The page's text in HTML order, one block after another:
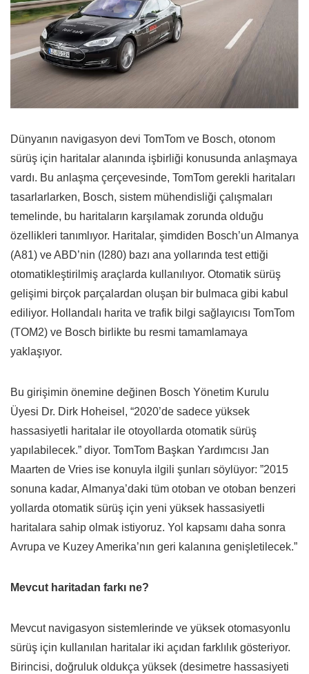
Dünyanın navigasyon devi TomTom ve Bosch, otonom
sürüş için haritalar alanında işbirliği konusunda anlaşmaya
vardı. Bu anlaşma çerçevesinde, TomTom gerekli haritaları
tasarlarlarken, Bosch, sistem mühendisliği çalışmaları
temelinde, bu haritaların karşılamak zorunda olduğu
özellikleri tanımlıyor. Haritalar, şimdiden Bosch’un Almanya
(A81) ve ABD’nin (I280) bazı ana yollarında test ettiği
otomatikleştirilmiş araçlarda kullanılıyor. Otomatik sürüş
gelişimi birçok parçalardan oluşan bir bulmaca gibi kabul
ediliyor. Hollandalı harita ve trafik bilgi sağlayıcısı TomTom
(TOM2) ve Bosch birlikte bu resmi tamamlamaya
yaklaşıyor.
Bu girişimin önemine değinen Bosch Yönetim Kurulu
Üyesi Dr. Dirk Hoheisel, “2020’de sadece yüksek
hassasiyetli haritalar ile otoyollarda otomatik sürüş
yapılabilecek.” diyor. TomTom Başkan Yardımcısı Jan
Maarten de Vries ise konuyla ilgili şunları söylüyor: ”2015
sonuna kadar, Almanya’daki tüm otoban ve otoban benzeri
yollarda otomatik sürüş için yeni yüksek hassasiyetli
haritalara sahip olmak istiyoruz. Yol kapsamı daha sonra
Avrupa ve Kuzey Amerika’nın geri kalanına genişletilecek.”
Mevcut haritadan farkı ne?
Mevcut navigasyon sistemlerinde ve yüksek otomasyonlu
sürüş için kullanılan haritalar iki açıdan farklılık gösteriyor.
Birincisi, doğruluk oldukça yüksek (desimetre hassasiyeti